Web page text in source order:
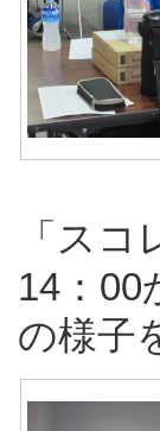
「ス
14：00
の様子